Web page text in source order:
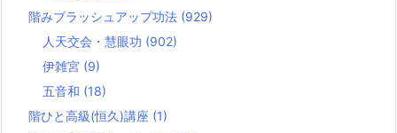
階みブラッシュアップ功法 (929)
人天交会・慧眼功 (902)
伊雑宮 (9)
五音和 (18)
階ひと高級(恒久)講座 (1)